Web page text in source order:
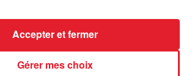
Les prix des carburants explosent :
Gérer mes choix
Accepter et fermer